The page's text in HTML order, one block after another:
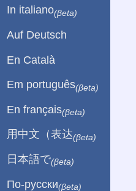
In italiano(βeta)
Auf Deutsch
En Català
Em português(βeta)
En français(βeta)
用中文（表达(βeta)
日本語で(βeta)
По-русски(βeta)